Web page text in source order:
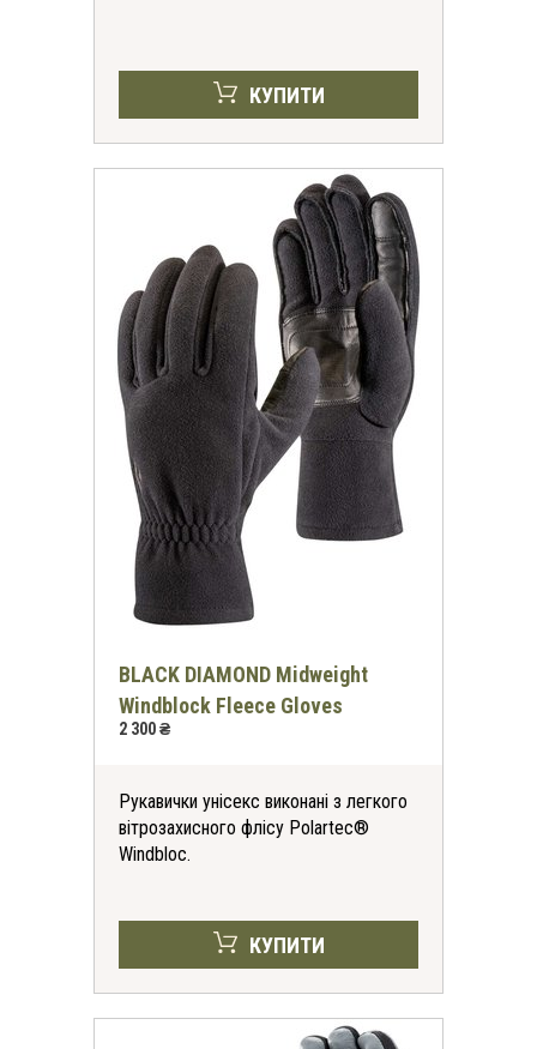
КУПИТИ
BLACK DIAMOND Midweight
Windblock Fleece Gloves
2 300 ₴
Рукавички унісекс виконані з легкого
вітрозахисного флісу Polartec®
Windbloc.
КУПИТИ